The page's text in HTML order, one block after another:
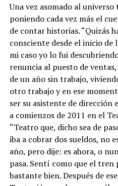
Una vez asomado al
poniendo cada vez más el
de contar historias. “Quizás
consciente desde el inicio de
mi caso yo lo fui
renuncia al puesto de
de un año sin trabajo,
otro trabajo y en ese
ser su asistente de dirección
a comienzos de 2011 en el
“Teatro que, dicho sea de
iba a cobrar dos sueldos, no
año, pero dije: es ahora, o
pasa. Sentí como que el tren
bastante bien. Después de